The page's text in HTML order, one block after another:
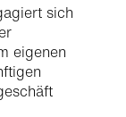
sich
eigenen